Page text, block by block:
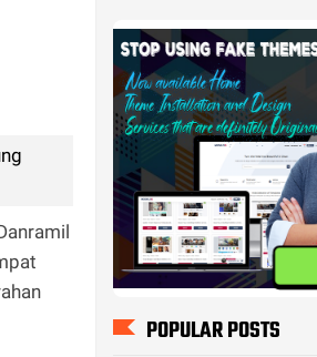
POPULAR POSTS